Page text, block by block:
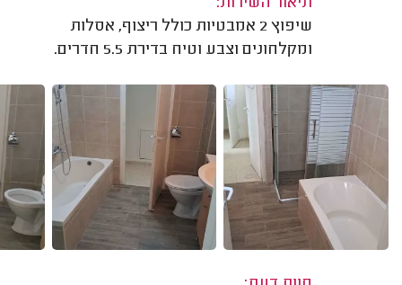
תיאור השירות:
שיפוץ 2 אמבטיות כולל ריצוף, אסלות
ומקלחונים וצבע וטיח בדירת 5.5 חדרים.